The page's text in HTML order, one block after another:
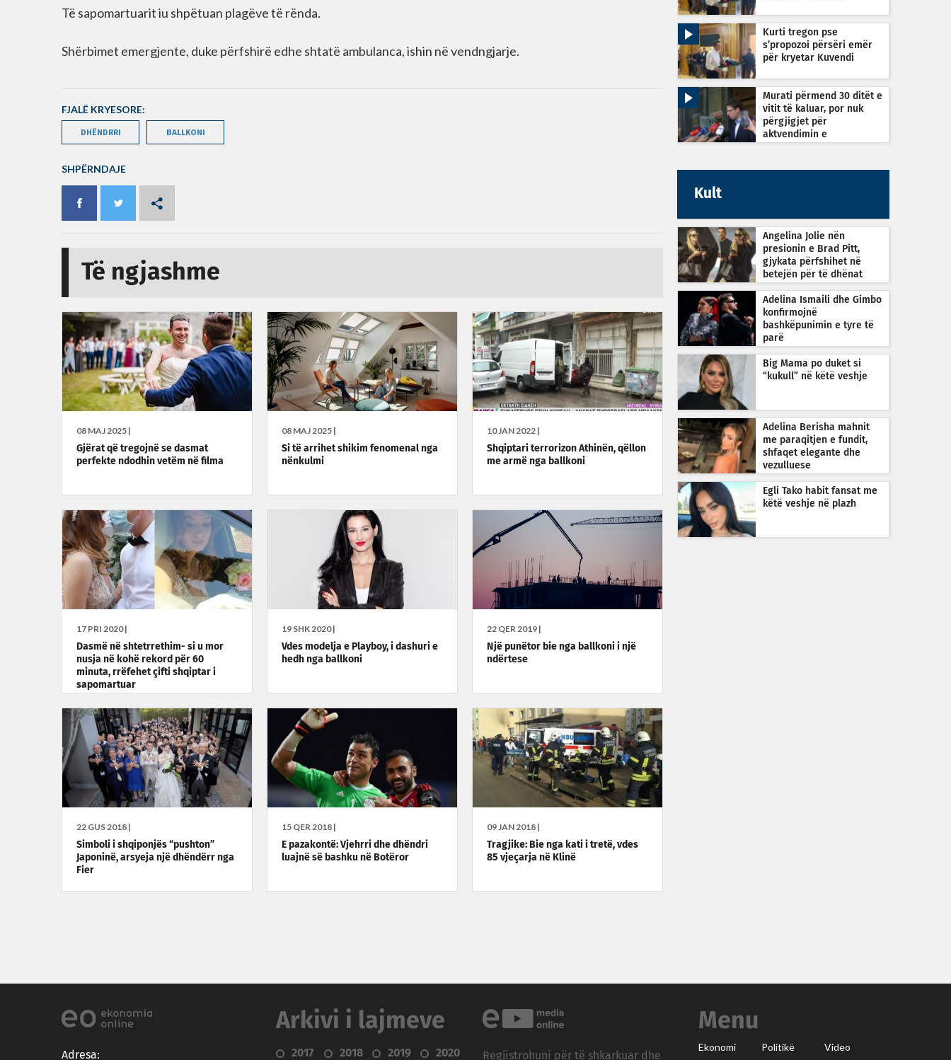
Të sapomartuarit iu shpëtuan plagëve të rënda.
Shërbimet emergjente, duke përfshirë edhe shtatë ambulanca, ishin në vendngjarje.
FJALË KRYESORE:
DHËNDRRI BALLKONI
SHPËRNDAJE
Të ngjashme
08 MAJ 2025 |
Gjërat që tregojnë se dasmat
perfekte ndodhin vetëm në filma
08 MAJ 2025 |
Si të arrihet shikim fenomenal nga
nënkulmi
10 JAN 2022 |
Shqiptari terrorizon Athinën, qëllon
me armë nga ballkoni
17 PRI 2020 |
Dasmë në shtetrrethim- si u mor
nusja në kohë rekord për 60
minuta, rrëfehet çifti shqiptar i
sapomartuar
19 SHK 2020 |
Vdes modelja e Playboy, i dashuri e
hedh nga ballkoni
22 QER 2019 |
Një punëtor bie nga ballkoni i një
ndërtese
22 GUS 2018 |
Simboli i shqiponjës “pushton”
Japoninë, arsyeja një dhëndërr nga
Fier
15 QER 2018 |
E pazakontë: Vjehrri dhe dhëndri
luajnë së bashku në Botëror
09 JAN 2018 |
Tragjike: Bie nga kati i tretë, vdes
85 vjeçarja në Klinë
Kurti tregon pse
s’propozoi përsëri emër
për kryetar Kuvendi
Murati përmend 30 ditët e
vitit të kaluar, por nuk
përgjigjet për
aktvendimin e
Kult
Angelina Jolie nën
presionin e Brad Pitt,
gjykata përfshihet në
betejën për të dhënat
Adelina Ismaili dhe Gimbo
konfirmojnë
bashkëpunimin e tyre të
parë
Big Mama po duket si
“kukull” në këtë veshje
Adelina Berisha mahnit
me paraqitjen e fundit,
shfaqet elegante dhe
vezulluese
Egli Tako habit fansat me
këtë veshje në plazh
Adresa:
Arkivi i lajmeve
2017 2018 2019 2020 Regjistrohuni për të shkarkuar dhe
Menu
Ekonomi Politikë
Video